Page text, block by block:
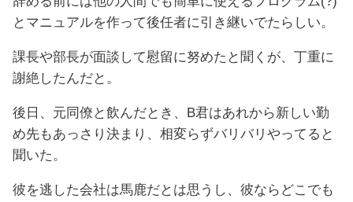
とマニュアルを作って後任者に引き継いでたらしい。
課長や部長が面談して慰留に努めたと聞くが、丁重に
謝絶したんだと。
後日、元同僚と飲んだとき、B君はあれから新しい勤
め先もあっさり決まり、相変らずバリバリやってると
聞いた。
彼を逃した会社は馬鹿だとは思うし、彼ならどこでも